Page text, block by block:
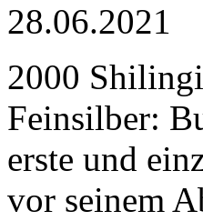
28.06.2021
2000
Feinsilber:
erste und
vor seinem